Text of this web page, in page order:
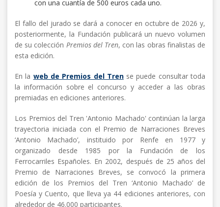
con una cuantía de 500 euros cada uno.
El fallo del jurado se dará a conocer en octubre de 2026 y,
posteriormente, la Fundación publicará un nuevo volumen
de su colección Premios del Tren, con las obras finalistas de
esta edición.
En la web de Premios del Trense puede consultar toda
la información sobre el concurso y acceder a las obras
premiadas en ediciones anteriores.
Los Premios del Tren 'Antonio Machado' continúan la larga
trayectoria iniciada con el Premio de Narraciones Breves
‘Antonio Machado’, instituido por Renfe en 1977 y
organizado desde 1985 por la Fundación de los
Ferrocarriles Españoles. En 2002, después de 25 años del
Premio de Narraciones Breves, se convocó la primera
edición de los Premios del Tren ‘Antonio Machado’ de
Poesía y Cuento, que lleva ya 44 ediciones anteriores, con
alrededor de 46.000 participantes.